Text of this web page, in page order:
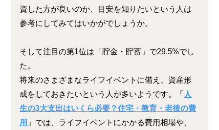
資した方が良いのか、目安を知りたいという人は
参考にしてみてはいかがでしょうか。
そして注目の第1位は「貯金・貯蓄」で29.5%でし
た。
将来のさまざまなライフイベントに備え、資産形
成をしておきたいという人が多いようです。「 人
生の3大支出はいくら必要？住宅・教育・老後の費
用 」では、ライフイベントにかかる費用相場や、